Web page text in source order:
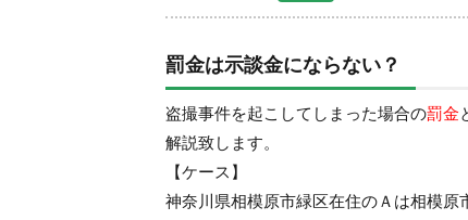
罰金は示談金にならない？
盗撮事件を起こしてしまった場合の罰金
解説致します。
【ケース】
神奈川県相模原市緑区在住のＡは相模原